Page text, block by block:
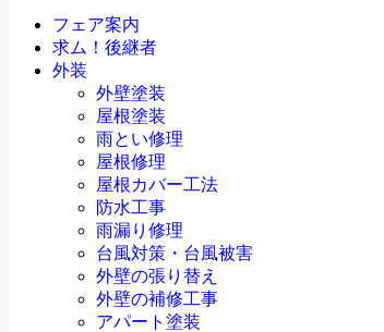
フェア案内
求ム！後継者
外装
外壁塗装
屋根塗装
雨とい修理
屋根修理
屋根カバー工法
防水工事
雨漏り修理
台風対策・台風被害
外壁の張り替え
外壁の補修工事
アパート塗装